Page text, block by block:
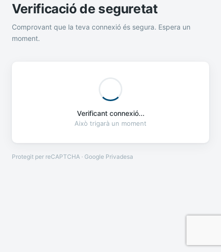
Verificació de seguretat
Comprovant que la teva connexió és segura. Espera un
moment.
Verificant connexió...
Això trigarà un moment
Protegit per reCAPTCHA · Google Privadesa